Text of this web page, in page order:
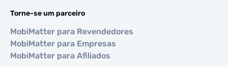
Torne-se um parceiro
MobiMatter para Revendedores
MobiMatter para Empresas
MobiMatter para Afiliados